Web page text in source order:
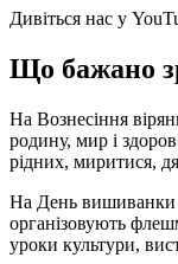
Дивіться нас у
Що бажано
На Вознесіння
родину, мир і
рідних, миритися,
На День вишиванки
організовують
уроки культури,